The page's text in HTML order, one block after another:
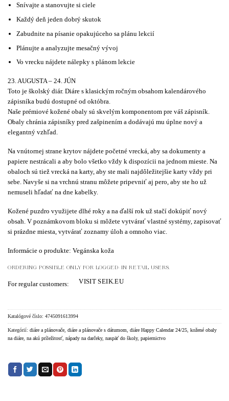
Snívajte a stanovujte si ciele
Každý deň jeden dobrý skutok
Zabudnite na písanie opakujúceho sa plánu lekcií
Plánujte a analyzujte mesačný vývoj
Vo vrecku nájdete nálepky s plánom lekcie
23. AUGUSTA – 24. JÚN
Toto je školský diár. Diáre s klasickým ročným obsahom kalendárového
zápisníka budú dostupné od októbra.
Naše prémiové kožené obaly sú skvelým komponentom pre váš zápisník.
Obaly chránia zápisníky pred zašpinením a dodávajú mu úplne nový a
elegantný vzhľad.
Na vnútornej strane krytov nájdete početné vrecká, aby sa dokumenty a
papiere nestrácali a aby bolo všetko vždy k dispozícii na jednom mieste. Na
obaloch sú tiež vrecká na karty, aby ste mali najdôležitejšie karty vždy pri
sebe. Navyše si na vrchnú stranu môžete pripevniť aj pero, aby ste ho už
nemuseli hľadať na dne kabelky.
Kožené puzdro využijete dlhé roky a na ďalší rok už stačí dokúpiť nový
obsah. V poznámkovom bloku si môžete vytvárať vlastné systémy, zapisovať
si prázdne miesta, vytvárať zoznamy úloh a omnoho viac.
Informácie o produkte: Vegánska koža
ORDERING POSSIBLE ONLY FOR LOGGED-IN RETAIL USERS.
For regular customers: VISIT SEIK.EU
Katalógové číslo: 4745091613994
Kategórií: diáre a plánovače diáre a plánovače s dátumom diáre Happy Calendar 24/25 kožené obaly
na diáre na akú príležitosť nápady na darčeky, naspäť do školy, papiernictvo